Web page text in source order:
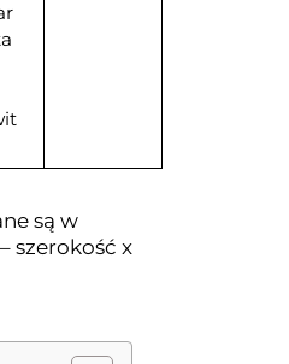
są w
szerokość x